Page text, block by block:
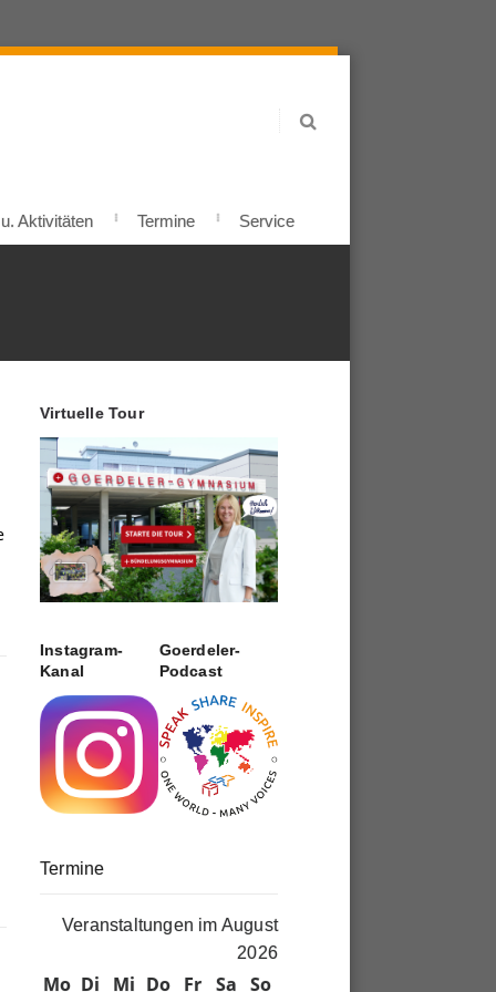
Aktivitäten Termine Service
Virtuelle Tour
Instagram-
Kanal
Goerdeler-
Podcast
Termine
Veranstaltungen im August
2026
MoMontag
Di Dienstag
Mi Mittwoch
DoDonnerstag
FrFreitag
Sa Samstag
So